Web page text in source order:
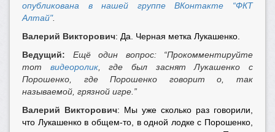
опубликована в нашей группе ВКонтакте “ФКТ
Алтай".
Валерий Викторович: Да. Черная метка Лукашенко.
Ведущий:
Ещё один вопрос: “Прокомментируйте
тот видеоролик, где был заснят Лукашенко с
Порошенко, где Порошенко говорит о, так
называемой, грязной игре.”
Валерий Викторович: Мы уже сколько раз говорили,
что Лукашенко в общем-то, в одной лодке с Порошенко,